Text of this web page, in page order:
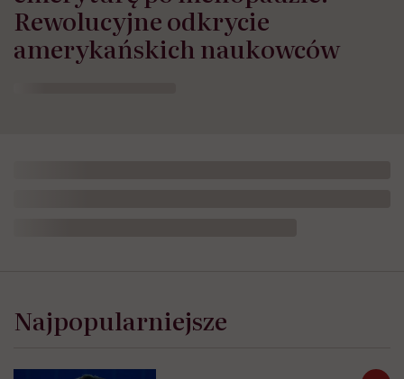
Rewolucyjne odkrycie
amerykańskich naukowców
Fot. magicmine, Getty Images